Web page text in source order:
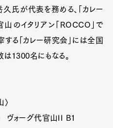
氏が代表を務める、「カレー
のイタリアン「ROCCO」で
する「カレー研究会」には全国
は1300名にもなる。
〉
ヴォーグ代官山II B1